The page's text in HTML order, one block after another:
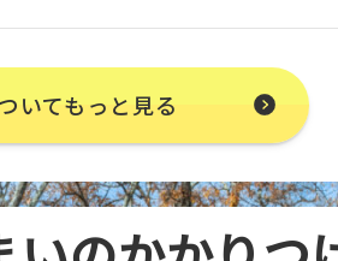
いてもっと見る